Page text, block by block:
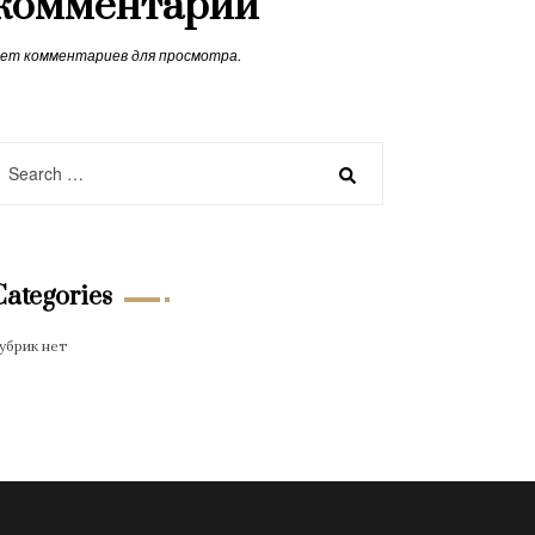
комментариев для просмотра.
нет